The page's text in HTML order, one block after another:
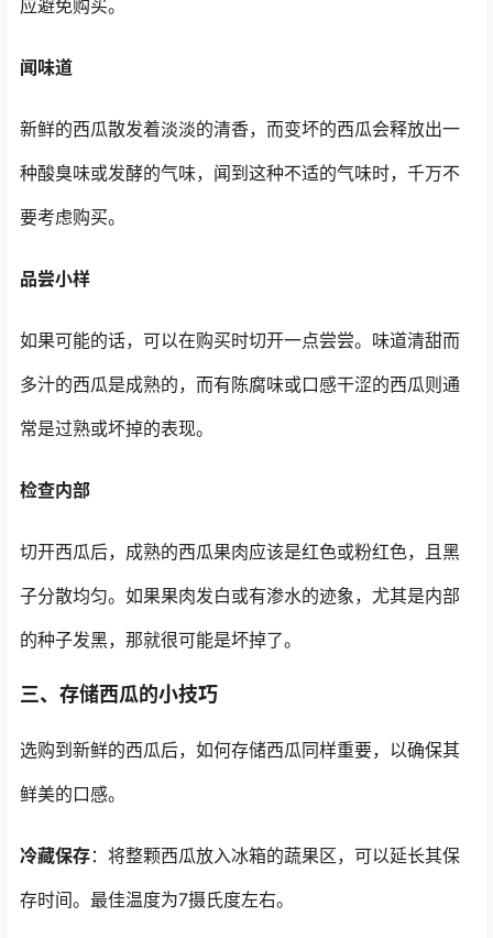
应避免购买。
闻味道
新鲜的西瓜散发着淡淡的清香，而变坏的西瓜会释放出一
种酸臭味或发酵的气味，闻到这种不适的气味时，千万不
要考虑购买。
品尝小样
如果可能的话，可以在购买时切开一点尝尝。味道清甜而
多汁的西瓜是成熟的，而有陈腐味或口感干涩的西瓜则通
常是过熟或坏掉的表现。
检查内部
切开西瓜后，成熟的西瓜果肉应该是红色或粉红色，且黑
子分散均匀。如果果肉发白或有渗水的迹象，尤其是内部
的种子发黑，那就很可能是坏掉了。
三、存储西瓜的小技巧
选购到新鲜的西瓜后，如何存储西瓜同样重要，以确保其
鲜美的口感。
冷藏保存：将整颗西瓜放入冰箱的蔬果区，可以延长其保
存时间。最佳温度为7摄氏度左右。